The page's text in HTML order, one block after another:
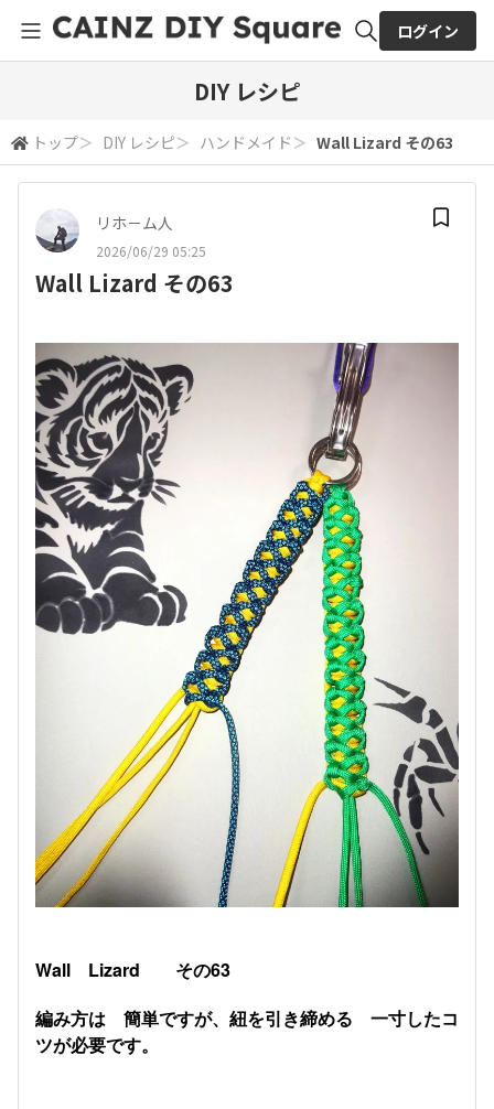
検索
ログイン
DIY レシピ
トップ＞ DIY レシピ＞ ハンドメイド ＞ Wall Lizard その63
リホ－ム人
2026/06/29 05:25
Wall Lizard その63
Wall Lizard その63
編み方は 簡単ですが、紐を引き締める 一寸したコ
ツが必要です。